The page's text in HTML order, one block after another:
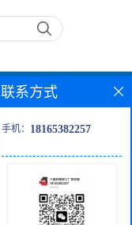
联系方式
手机： 18165382257